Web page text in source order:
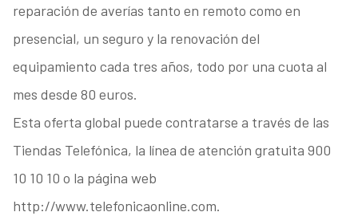
reparación de averías tanto en remoto como en
presencial, un seguro y la renovación del
equipamiento cada tres años, todo por una cuota al
mes desde 80 euros.
Esta oferta global puede contratarse a través de las
Tiendas Telefónica, la línea de atención gratuita 900
10 10 10 o la página web
http://www.telefonicaonline.com.